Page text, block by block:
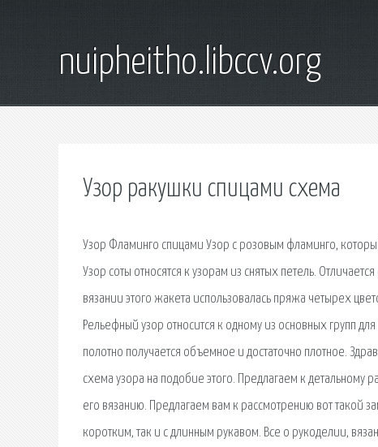
nuipheitho.libccv.org
Узор ракушки спицами схема
Узор Фламинго спицами Узор с розовым фламинго,
Узор соты относятся к узорам из снятых петель.
вязании этого жакета использовалась пряжа четырех
Рельефный узор относится к одному из основных групп
полотно получается объемное и достаточно плотное.
схема узора на подобие этого. Предлагаем к
его вязанию. Предлагаем вам к рассмотрению вот такой
коротким, так и с длинным рукавом. Все о рукоделии,